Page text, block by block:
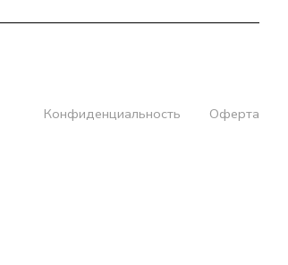
Конфиденциальность Оферта